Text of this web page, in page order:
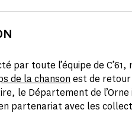
par toute l’équipe de C’61,
de la chanson est de retour
le Département de
partenariat avec les